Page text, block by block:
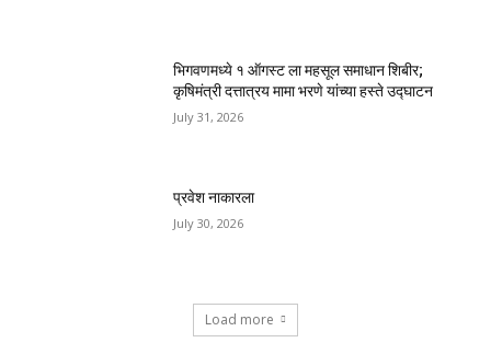
भिगवणमध्ये १ ऑगस्ट ला महसूल समाधान शिबीर;
कृषिमंत्री दत्तात्रय मामा भरणे यांच्या हस्ते उद्घाटन
July 31, 2026
प्रवेश नाकारला
July 30, 2026
Load more